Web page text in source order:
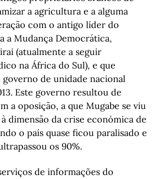
a agricultura e a alguma
com o antigo líder do
a Mudança Democrática,
(atualmente a seguir
na África do Sul), e que
de unidade nacional
Este governo resultou de
a oposição, a que Mugabe se viu
dimensão da crise económica de
o país quase ficou paralisado e
os 90%.
de informações do